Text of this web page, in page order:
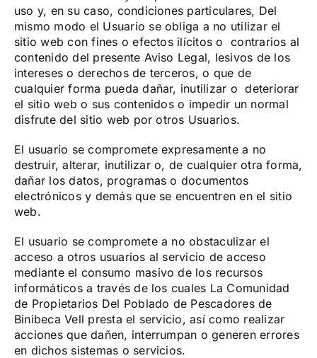
uso y, en su caso, condiciones particulares, Del
mismo modo el Usuario se obliga a no utilizar el
sitio web con fines o efectos ilícitos o contrarios al
contenido del presente Aviso Legal, lesivos de los
intereses o derechos de terceros, o que de
cualquier forma pueda dañar, inutilizar o deteriorar
el sitio web o sus contenidos o impedir un normal
disfrute del sitio web por otros Usuarios.
El usuario se compromete expresamente a no
destruir, alterar, inutilizar o, de cualquier otra forma,
dañar los datos, programas o documentos
electrónicos y demás que se encuentren en el sitio
web.
El usuario se compromete a no obstaculizar el
acceso a otros usuarios al servicio de acceso
mediante el consumo masivo de los recursos
informáticos a través de los cuales La Comunidad
de Propietarios Del Poblado de Pescadores de
Binibeca Vell presta el servicio, así como realizar
acciones que dañen, interrumpan o generen errores
en dichos sistemas o servicios.